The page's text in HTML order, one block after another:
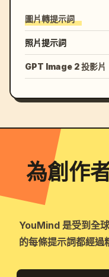
圖片轉提示詞
照片提示詞
GPT Image 2 投影片
為創作
YouMind 是受到全
的每條提示詞都經過